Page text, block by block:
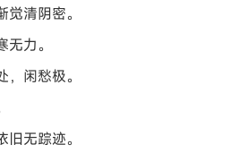
清阴密。
力。
闲愁极。
无踪迹。